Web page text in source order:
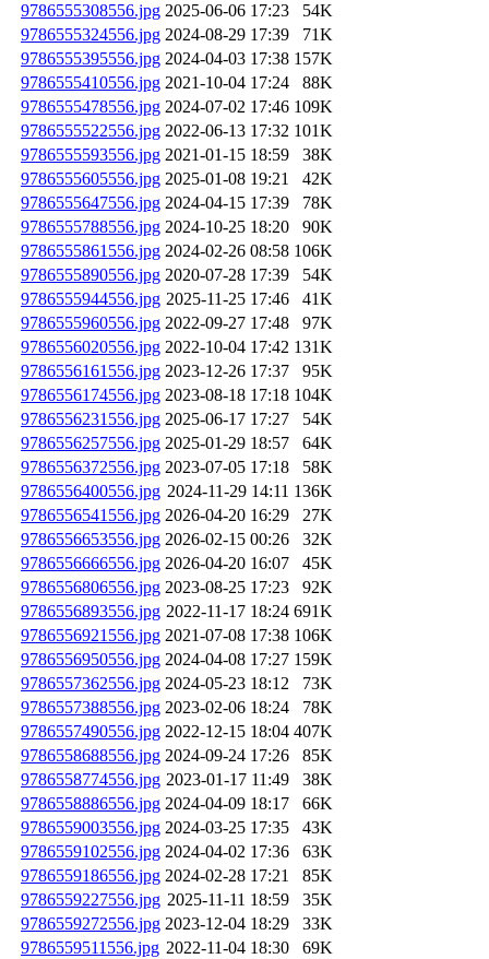
9786555308556.jpg 2025-06-06 17:23
54K
9786555324556.jpg 2024-08-29 17:39
71K
9786555395556.jpg 2024-04-03 17:38 157K
9786555410556.jpg 2021-10-04 17:24
88K
9786555478556.jpg 2024-07-02 17:46 109K
9786555522556.jpg 2022-06-13 17:32 101K
9786555593556.jpg 2021-01-15 18:59
38K
9786555605556.jpg 2025-01-08 19:21
42K
9786555647556.jpg 2024-04-15 17:39
78K
9786555788556.jpg 2024-10-25 18:20
90K
9786555861556.jpg 2024-02-26 08:58 106K
9786555890556.jpg 2020-07-28 17:39
54K
9786555944556.jpg 2025-11-25 17:46
41K
9786555960556.jpg 2022-09-27 17:48
97K
9786556020556.jpg 2022-10-04 17:42 131K
9786556161556.jpg 2023-12-26 17:37
95K
9786556174556.jpg 2023-08-18 17:18 104K
9786556231556.jpg 2025-06-17 17:27
54K
9786556257556.jpg 2025-01-29 18:57
64K
9786556372556.jpg 2023-07-05 17:18
58K
9786556400556.jpg 2024-11-29 14:11 136K
9786556541556.jpg 2026-04-20 16:29
27K
9786556653556.jpg 2026-02-15 00:26
32K
9786556666556.jpg 2026-04-20 16:07
45K
9786556806556.jpg 2023-08-25 17:23
92K
9786556893556.jpg 2022-11-17 18:24 691K
9786556921556.jpg 2021-07-08 17:38 106K
9786556950556.jpg 2024-04-08 17:27 159K
9786557362556.jpg 2024-05-23 18:12
73K
9786557388556.jpg 2023-02-06 18:24
78K
9786557490556.jpg 2022-12-15 18:04 407K
9786558688556.jpg 2024-09-24 17:26
85K
9786558774556.jpg 2023-01-17 11:49
38K
9786558886556.jpg 2024-04-09 18:17
66K
9786559003556.jpg 2024-03-25 17:35
43K
9786559102556.jpg 2024-04-02 17:36
63K
9786559186556.jpg 2024-02-28 17:21
85K
9786559227556.jpg 2025-11-11 18:59
35K
9786559272556.jpg 2023-12-04 18:29
33K
9786559511556.jpg 2022-11-04 18:30
69K